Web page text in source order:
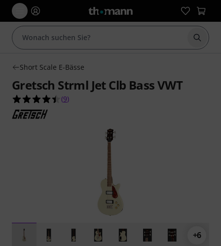
Suche
Short Scale E-Bässe
Gretsch Strml Jet Clb Bass VWT
4.4 von 5 Sternen aus 9 Kundenbewertungen
(9)
+6